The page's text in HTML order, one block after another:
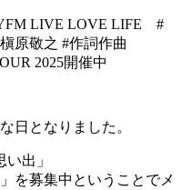
LIVE LOVE LIFE #
原敬之 #作詞作曲
2025開催中
日となりました。
出」
を募集中ということでメ